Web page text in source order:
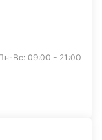
Вс: 09:00 - 21:00